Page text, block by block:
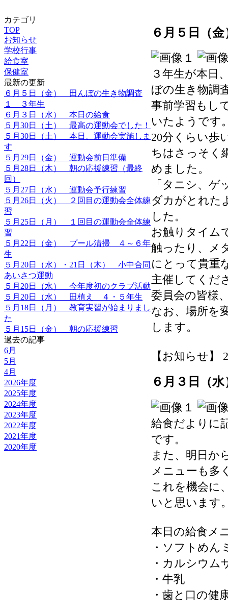
カテゴリ
TOP
お知らせ
学校行事
給食室
保健室
最新の更新
６月５日（金） 田んぼの生き物調査
１ ３年生
６月３日（水） 本日の給食
５月30日（土） 最高の運動会でした！
５月30日（土） 本日、運動会実施しま
す
５月29日（金） 運動会前日準備
５月28日（木） 朝の応援練習（最終
回）
５月27日（水） 運動会予行練習
５月26日（火） ２回目の運動会全体練
習
５月25日（月） １回目の運動会全体練
習
５月22日（金） プール清掃 ４～６年
生
５月20日（水）・21日（木） 小中合同
あいさつ運動
５月20日（水） 今年度初のクラブ活動
５月20日（水） 田植え ４・５年生
５月18日（月） 教育実習が始まりまし
た
５月15日（金） 朝の応援練習
過去の記事
6月
5月
4月
2026年度
2025年度
2024年度
2023年度
2022年度
2021年度
2020年度
６月５日（
３年生が本日
ぼの生き物調
事前学習もし
いたようです
20分くらい歩
ちはさっそく
めました。
「タニシ、
ダカがとれた
した。
お触りタイム
触ったり、メ
にとって貴重
主催してくだ
委員会の皆様
なお、場所を
します。
【お知らせ】
６月３日（
給食だよりに
です。
また、明日か
メニューも多
これを機会に
いと思います
本日の給食メ
・ソフトめん
・カルシウム
・牛乳
・歯と口の健